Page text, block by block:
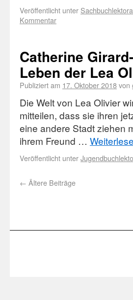
Veröffentlicht unter
Kommentar
Catherine
Leben der Lea
Publiziert am 17. Oktober 2018von
Die Welt von Lea Olivier
mitteilen, dass sie ihren
eine andere Stadt ziehen
ihrem Freund …
Veröffentlicht unter
← Ältere Beiträge